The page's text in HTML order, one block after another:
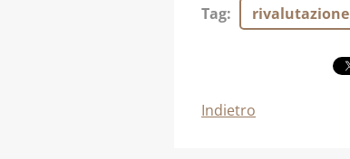
Tag: rivalutazione
Indietro